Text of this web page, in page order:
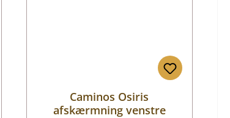
Caminos Osiris
afskærmning venstre